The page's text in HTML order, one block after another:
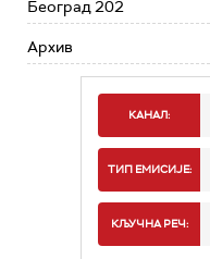
Београд 202
Архив
КАНАЛ:
ТИП ЕМИСИЈЕ:
КЉУЧНА РЕЧ: